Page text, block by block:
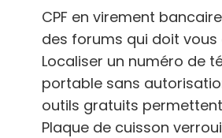
CPF en virement
des forums qui doit vous
Localiser un numéro de
portable sans
outils gratuits
Plaque de cuisson